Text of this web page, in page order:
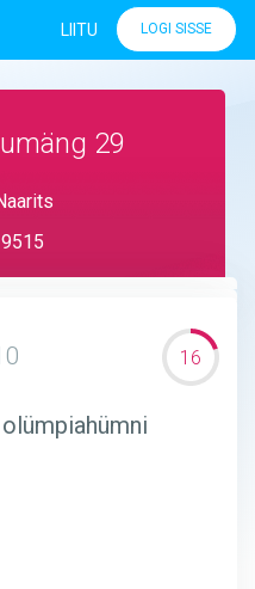
LOGI SISSE
LIITU
29
9515
16